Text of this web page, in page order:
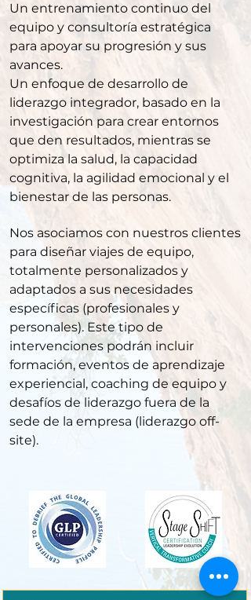
Un entrenamiento continuo del
equipo y consultoría estratégica
para apoyar su progresión y sus
avances.
Un enfoque de desarrollo de
liderazgo integrador, basado en la
investigación para crear entornos
que den resultados, mientras se
optimiza la salud, la capacidad
cognitiva, la agilidad emocional y el
bienestar de las personas.
Nos asociamos con nuestros clientes
para diseñar viajes de equipo,
totalmente personalizados y
adaptados a sus necesidades
específicas (profesionales y
personales). Este tipo de
intervenciones podrán incluir
formación, eventos de aprendizaje
experiencial, coaching de equipo y
desafíos de liderazgo fuera de la
sede de la empresa (liderazgo off-
site).